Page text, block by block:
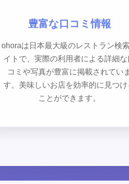
豊富な口コミ情報
ohoraは日本最大級のレストラン検
イトで、実際の利用者による詳細な
コミや写真が豊富に掲載されていま
す。美味しいお店を効率的に見つけ
ことができます。